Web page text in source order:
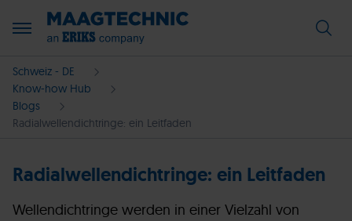
Schweiz - DE
Know-how Hub
Blogs
Radialwellendichtringe: ein Leitfaden
Radialwellendichtringe: ein Leitfaden
Wellendichtringe werden in einer Vielzahl von